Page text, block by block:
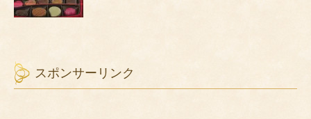
スポンサーリンク